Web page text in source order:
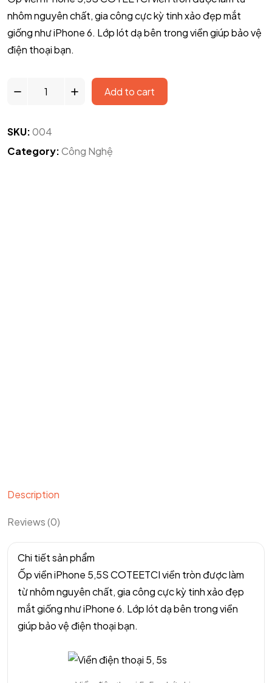
nhôm nguyên chất, gia công cực kỳ tinh xảo đẹp mắt
giống như iPhone 6. Lớp lót dạ bên trong viền giúp bảo vệ
điện thoại bạn.
Add to cart
SKU:004
Category:Công Nghệ
Description
Reviews (0)
Chi tiết sản phẩm
Ốp viền iPhone 5,5S COTEETCI viền tròn được làm
từ nhôm nguyên chất, gia công cực kỳ tinh xảo đẹp
mắt giống như iPhone 6. Lớp lót dạ bên trong viền
giúp bảo vệ điện thoại bạn.